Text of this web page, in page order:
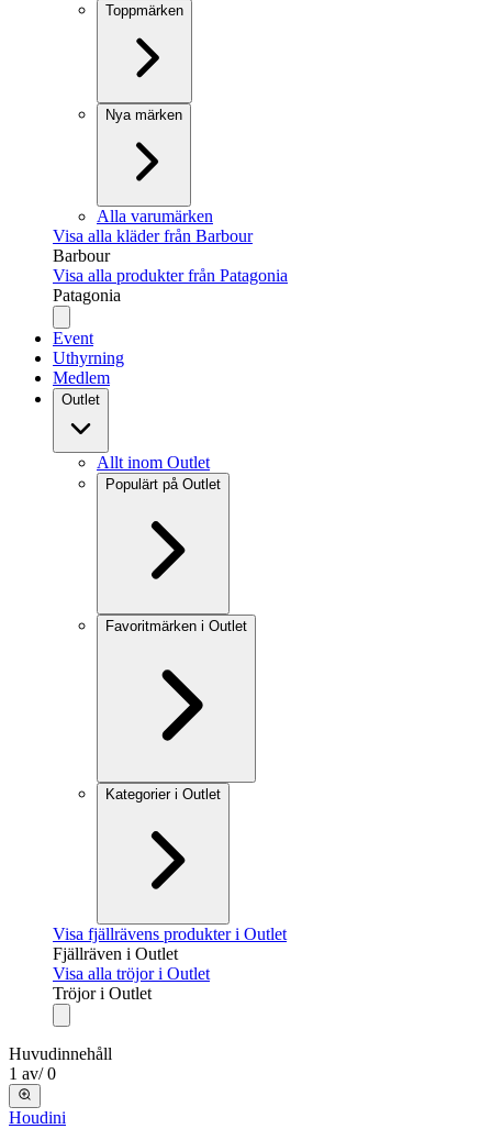
Toppmärken
Nya märken
Alla varumärken
Visa alla kläder från Barbour
Barbour
Visa alla produkter från Patagonia
Patagonia
Event
Uthyrning
Medlem
Outlet
Allt inom Outlet
Populärt på Outlet
Favoritmärken i Outlet
Kategorier i Outlet
Visa fjällrävens produkter i Outlet
Fjällräven i Outlet
Visa alla tröjor i Outlet
Tröjor i Outlet
Huvudinnehåll
1 av/ 0
Houdini